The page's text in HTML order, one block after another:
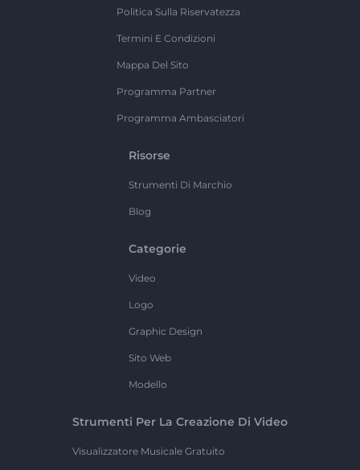
Politica Sulla Riservatezza
Termini E Condizioni
Mappa Del Sito
Programma Partner
Programma Ambasciatori
Risorse
Strumenti Di Marchio
Blog
Categorie
Video
Logo
Graphic Design
Sito Web
Modello
Strumenti Per La Creazione Di Video
Visualizzatore Musicale Gratuito